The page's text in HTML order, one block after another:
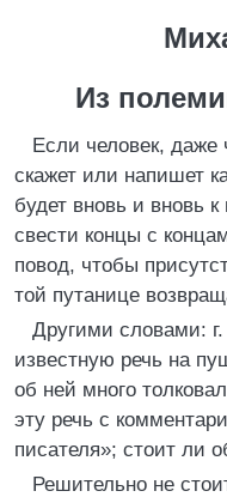
Из
Если человек, даже
скажет или напишет
будет вновь и вновь
свести концы с
повод, чтобы
той путанице
Другими словами:
известную речь на
об ней много
эту речь с
писателя»; стоит ли
Решительно не